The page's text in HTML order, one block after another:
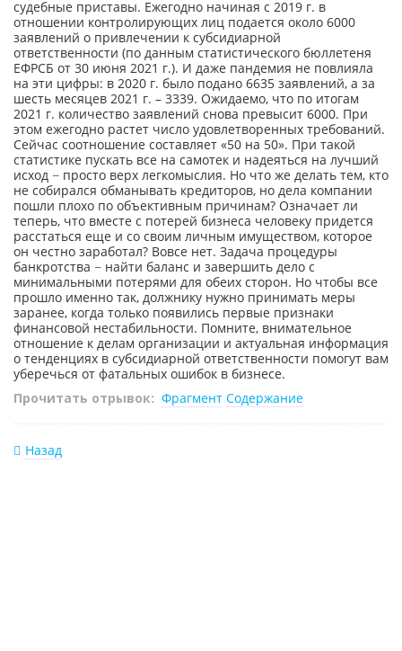
судебные приставы. Ежегодно начиная с 2019 г. в
отношении контролирующих лиц подается около 6000
заявлений о привлечении к субсидиарной
ответственности (по данным статистического бюллетеня
ЕФРСБ от 30 июня 2021 г.). И даже пандемия не повлияла
на эти цифры: в 2020 г. было подано 6635 заявлений, а за
шесть месяцев 2021 г. – 3339. Ожидаемо, что по итогам
2021 г. количество заявлений снова превысит 6000. При
этом ежегодно растет число удовлетворенных требований.
Сейчас соотношение составляет «50 на 50». При такой
статистике пускать все на самотек и надеяться на лучший
исход − просто верх легкомыслия. Но что же делать тем, кто
не собирался обманывать кредиторов, но дела компании
пошли плохо по объективным причинам? Означает ли
теперь, что вместе с потерей бизнеса человеку придется
расстаться еще и со своим личным имуществом, которое
он честно заработал? Вовсе нет. Задача процедуры
банкротства − найти баланс и завершить дело с
минимальными потерями для обеих сторон. Но чтобы все
прошло именно так, должнику нужно принимать меры
заранее, когда только появились первые признаки
финансовой нестабильности. Помните, внимательное
отношение к делам организации и актуальная информация
о тенденциях в субсидиарной ответственности помогут вам
уберечься от фатальных ошибок в бизнесе.
Прочитать отрывок: Фрагмент Содержание
Назад